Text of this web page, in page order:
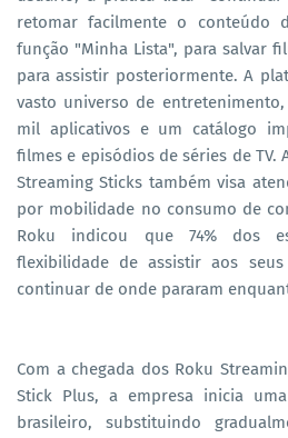
retomar facilmente o
função "Minha Lista", para salvar
para assistir posteriormente. A
vasto universo de
mil aplicativos e um catálogo
filmes e episódios de séries de
Streaming Sticks também visa
por mobilidade no consumo de
Roku indicou que 74% dos
flexibilidade de assistir aos
continuar de onde pararam
Com a chegada dos Roku
Stick Plus, a empresa inicia
brasileiro, substituindo